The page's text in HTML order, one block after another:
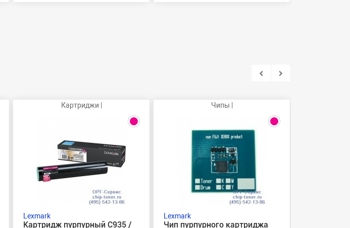
Картриджи |
Lexmark
Картридж пурпурный C935 /
Чипы |
Lexmark
Чип пурпурного картриджа